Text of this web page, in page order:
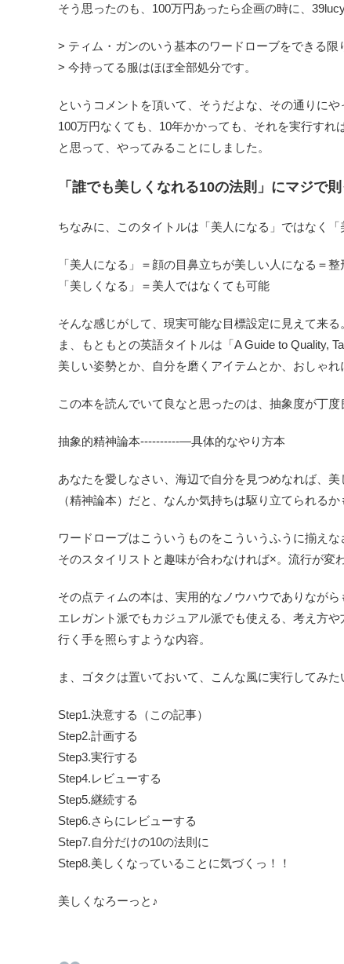
そう思ったのも、100万円あったら企画の時に、39lucy
> ティム・ガンのいう基本のワードローブをできる限
> 今持ってる服はほぼ全部処分です。
というコメントを頂いて、そうだよな、その通りにや
100万円なくても、10年かかっても、それを実行すれ
と思って、やってみることにしました。
「誰でも美しくなれる10の法則」にマジで
ちなみに、このタイトルは「美人になる」ではなく「
「美人になる」＝顔の目鼻立ちが美しい人になる＝
「美しくなる」＝美人ではなくても可能
そんな感じがして、現実可能な目標設定に見えて来る
ま、もともとの英語タイトルは「A Guide to Quality,
美しい姿勢とか、自分を磨くアイテムとか、おしゃれ
この本を読んでいて良なと思ったのは、抽象度が丁度
抽象的精神論本----------—具体的なやり方本
あなたを愛しなさい、海辺で自分を見つめなれば、
（精神論本）だと、なんか気持ちは駆り立てられる
ワードローブはこういうものをこういうふうに揃えな
そのスタイリストと趣味が合わなければ×。流行が変
その点ティムの本は、実用的なノウハウでありながら
エレガント派でもカジュアル派でも使える、考え方や
行く手を照らすような内容。
ま、ゴタクは置いておいて、こんな風に実行してみた
Step1.決意する（この記事）
Step2.計画する
Step3.実行する
Step4.レビューする
Step5.継続する
Step6.さらにレビューする
Step7.自分だけの10の法則に
Step8.美しくなっていることに気づくっ！！
美しくなろーっと♪